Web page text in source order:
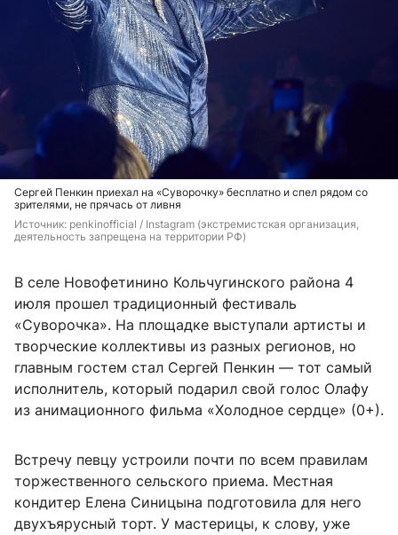
Сергей Пенкин приехал на «Суворочку» бесплатно и спел рядом со
зрителями, не прячась от ливня
Источник: penkinofficial / Instagram (экстремистская организация,
деятельность запрещена на территории РФ)
В селе Новофетинино Кольчугинского района 4
июля прошел традиционный фестиваль
«Суворочка». На площадке выступали артисты и
творческие коллективы из разных регионов, но
главным гостем стал Сергей Пенкин — тот самый
исполнитель, который подарил свой голос Олафу
из анимационного фильма «Холодное сердце» (0+).
Встречу певцу устроили почти по всем правилам
торжественного сельского приема. Местная
кондитер Елена Синицына подготовила для него
двухъярусный торт. У мастерицы, к слову, уже